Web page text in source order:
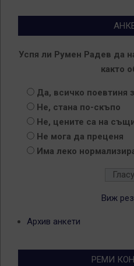
Успя ли Румен Радев да
както
Да, всичко поевтиня
Не, стана по-скъпо
Не, цените са на
Не мога да преценя
Има леко
Виж
Архив анкети
РЕМИ